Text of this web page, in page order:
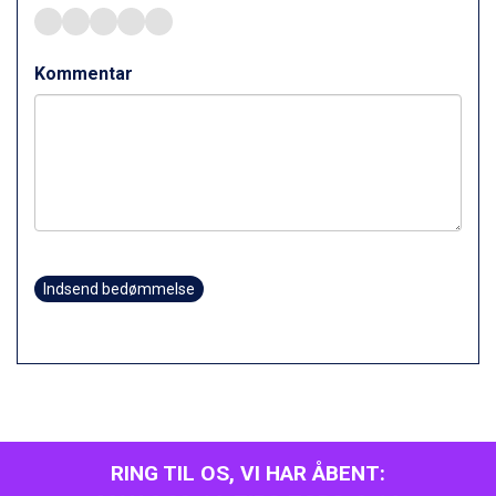
Wagrain fra DKK 4.645
Ischgl fra DKK 7.095
Zell am See fra DKK 4.095
Arabba fra DKK 7.045
La Thuile fra DKK 4.595
Val Thorens fra DKK 5.395
Champoluc fra DKK 3.795
Sestriere fra DKK 4.395
Kommentar
Indsend bedømmelse
RING TIL OS, VI HAR ÅBENT: